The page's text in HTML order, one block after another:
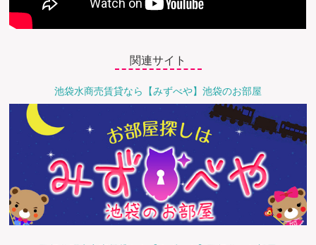
関連サイト
池袋水商売賃貸なら【みずべや】池袋のお部屋